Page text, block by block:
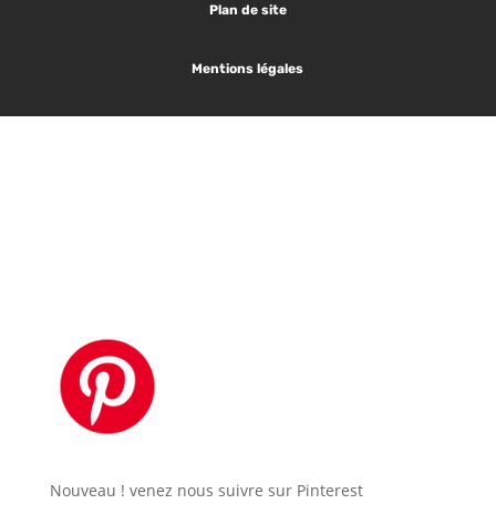
Plan de site
Mentions légales
Nouveau ! venez nous suivre sur Pinterest